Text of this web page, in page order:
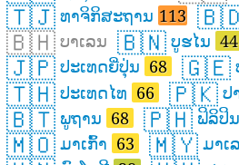
🇹🇯 ທາຈິກິສະຖານ 113
🇧🇭 ບາເລນ 🇧🇳 ບູຮໄນ 44
🇯🇵 ປະເທດຍີ່ປຸ່ນ 68 🇬🇪
🇹🇭 ປະເທດໄທ 66 🇵🇰 ປ
🇧🇹 ພູຖານ 68 🇵🇭 ຟິລິປິນ
🇲🇴 ມາເກົ້າ 63 🇲🇾 ມາເ